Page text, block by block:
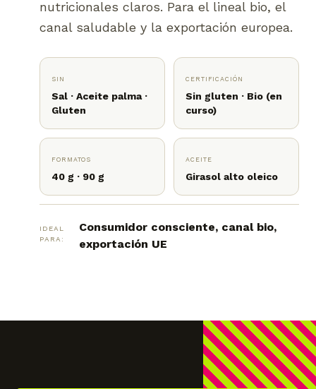
nutricionales claros. Para el lineal bio, el
canal saludable y la exportación europea.
SIN
Sal · Aceite palma ·
Gluten
CERTIFICACIÓN
Sin gluten · Bio (en
curso)
FORMATOS
40 g · 90 g
ACEITE
Girasol alto oleico
IDEAL
PARA:
Consumidor consciente, canal bio,
exportación UE